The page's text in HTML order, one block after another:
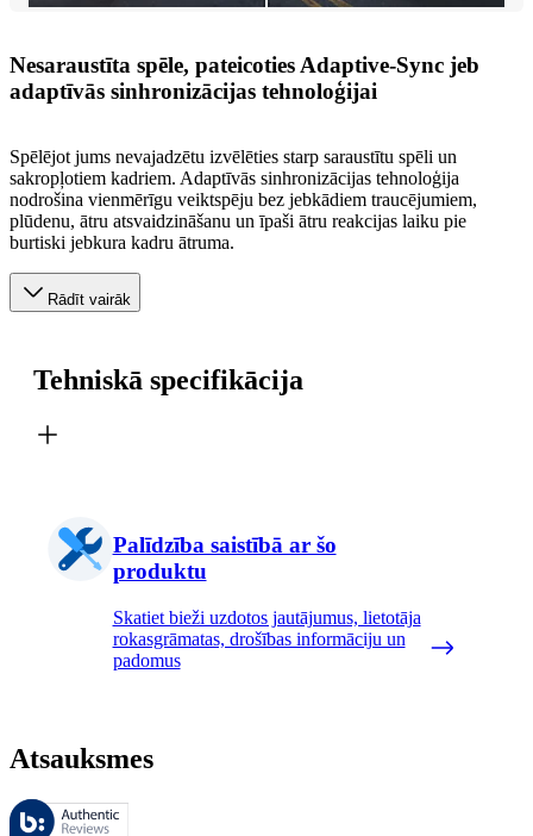
Nesaraustīta spēle, pateicoties Adaptive-Sync jeb
adaptīvās sinhronizācijas tehnoloģijai
Spēlējot jums nevajadzētu izvēlēties starp saraustītu spēli un
sakropļotiem kadriem. Adaptīvās sinhronizācijas tehnoloģija
nodrošina vienmērīgu veiktspēju bez jebkādiem traucējumiem,
plūdenu, ātru atsvaidzināšanu un īpaši ātru reakcijas laiku pie
burtiski jebkura kadru ātruma.
Rādīt vairāk
Tehniskā specifikācija
Palīdzība saistībā ar šo
produktu
Skatiet bieži uzdotos jautājumus, lietotāja
rokasgrāmatas, drošības informāciju un
padomus
Atsauksmes
Šīs atsauksmes pārvalda Bazaarvoice, un tās atbilst Bazaarvoice